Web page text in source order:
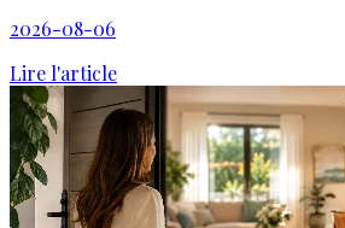
2026-08-06
Lire l'article